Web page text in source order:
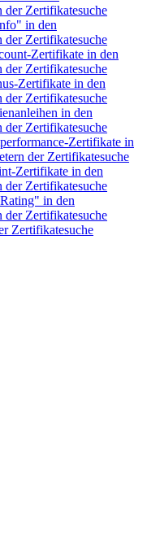
der Zertifikatesuche
in den
der Zertifikatesuche
Zertifikate in den
der Zertifikatesuche
Zertifikate in den
der Zertifikatesuche
in den
der Zertifikatesuche
Zertifikate in
der Zertifikatesuche
Zertifikate in den
der Zertifikatesuche
in den
der Zertifikatesuche
Zertifikatesuche